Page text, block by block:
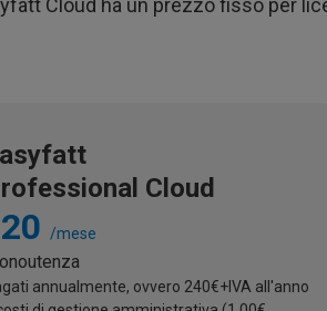
Cloud ha un prezzo fisso per
Cloud
20 /mese
annualmente, ovvero 240€+IVA all'anno